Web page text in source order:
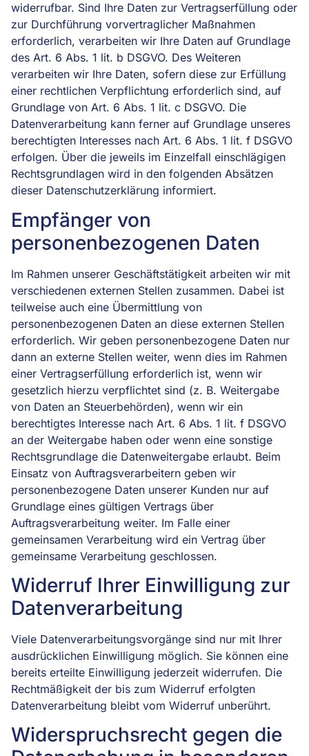
widerrufbar. Sind Ihre Daten zur Vertragserfüllung oder
zur Durchführung vorvertraglicher Maßnahmen
erforderlich, verarbeiten wir Ihre Daten auf Grundlage
des Art. 6 Abs. 1 lit. b DSGVO. Des Weiteren
verarbeiten wir Ihre Daten, sofern diese zur Erfüllung
einer rechtlichen Verpflichtung erforderlich sind, auf
Grundlage von Art. 6 Abs. 1 lit. c DSGVO. Die
Datenverarbeitung kann ferner auf Grundlage unseres
berechtigten Interesses nach Art. 6 Abs. 1 lit. f DSGVO
erfolgen. Über die jeweils im Einzelfall einschlägigen
Rechtsgrundlagen wird in den folgenden Absätzen
dieser Datenschutzerklärung informiert.
Empfänger von
personenbezogenen Daten
Im Rahmen unserer Geschäftstätigkeit arbeiten wir mit
verschiedenen externen Stellen zusammen. Dabei ist
teilweise auch eine Übermittlung von
personenbezogenen Daten an diese externen Stellen
erforderlich. Wir geben personenbezogene Daten nur
dann an externe Stellen weiter, wenn dies im Rahmen
einer Vertragserfüllung erforderlich ist, wenn wir
gesetzlich hierzu verpflichtet sind (z. B. Weitergabe
von Daten an Steuerbehörden), wenn wir ein
berechtigtes Interesse nach Art. 6 Abs. 1 lit. f DSGVO
an der Weitergabe haben oder wenn eine sonstige
Rechtsgrundlage die Datenweitergabe erlaubt. Beim
Einsatz von Auftragsverarbeitern geben wir
personenbezogene Daten unserer Kunden nur auf
Grundlage eines gültigen Vertrags über
Auftragsverarbeitung weiter. Im Falle einer
gemeinsamen Verarbeitung wird ein Vertrag über
gemeinsame Verarbeitung geschlossen.
Widerruf Ihrer Einwilligung zur
Datenverarbeitung
Viele Datenverarbeitungsvorgänge sind nur mit Ihrer
ausdrücklichen Einwilligung möglich. Sie können eine
bereits erteilte Einwilligung jederzeit widerrufen. Die
Rechtmäßigkeit der bis zum Widerruf erfolgten
Datenverarbeitung bleibt vom Widerruf unberührt.
Widerspruchsrecht gegen die